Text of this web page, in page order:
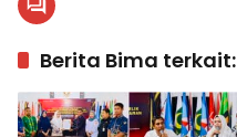
Berita Bima terkait: